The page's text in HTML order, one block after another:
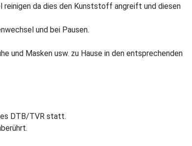
da dies den Kunststoff angreift und diesen
und bei Pausen.
und Masken usw. zu Hause in den entsprechenden
DTB/TVR statt.